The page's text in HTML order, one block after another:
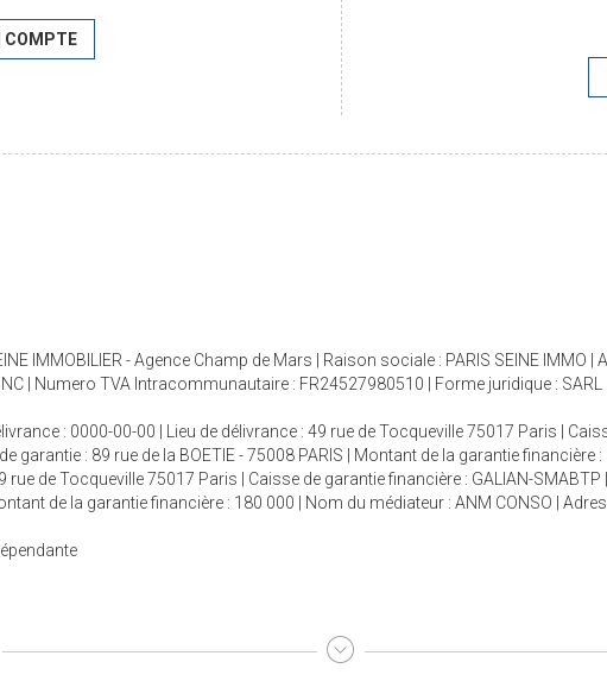
COMPTE
IMMOBILIER - Agence Champ de Mars | Raison sociale : PARIS SEINE IMMO
| Numero TVA Intracommunautaire : FR24527980510 | Forme juridique :
: 0000-00-00 | Lieu de délivrance : 49 rue de Tocqueville 75017 Paris |
garantie : 89 rue de la BOETIE - 75008 PARIS | Montant de la garantie financière
rue de Tocqueville 75017 Paris | Caisse de garantie financière : GALIAN-
de la garantie financière : 180 000 | Nom du médiateur : ANM CONSO |